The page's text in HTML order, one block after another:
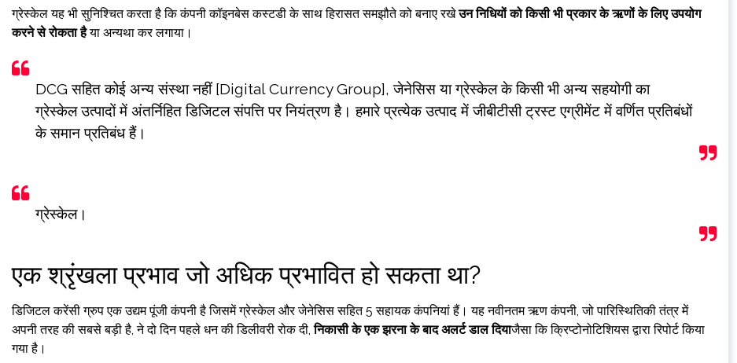
ग्रेस्केल यह भी सुनिश्चित करता है कि कंपनी कॉइनबेस कस्टडी के साथ हिरासत समझौते को बनाए रखेउन निधियों को किसी भी प्रकार के ऋणों के लिए उपयोग
करने से रोकता हैया अन्यथा कर लगाया।
DCG सहित कोई अन्य संस्था नहीं [Digital Currency Group], जेनेसिस या ग्रेस्केल के किसी भी अन्य सहयोगी का
ग्रेस्केल उत्पादों में अंतर्निहित डिजिटल संपत्ति पर नियंत्रण है। हमारे प्रत्येक उत्पाद में जीबीटीसी ट्रस्ट एग्रीमेंट में वर्णित प्रतिबंधों
के समान प्रतिबंध हैं।
ग्रेस्केल।
एक श्रृंखला प्रभाव जो अधिक प्रभावित हो सकता था?
डिजिटल करेंसी ग्रुप एक उद्यम पूंजी कंपनी है जिसमें ग्रेस्केल और जेनेसिस सहित 5 सहायक कंपनियां हैं। यह नवीनतम ऋण कंपनी, जो पारिस्थितिकी तंत्र में
अपनी तरह की सबसे बड़ी है, ने दो दिन पहले धन की डिलीवरी रोक दी,निकासी के एक झरना के बाद अलर्ट डाल दियाजैसा कि क्रिप्टोनोटिशियस द्वारा रिपोर्ट किया
गया है।